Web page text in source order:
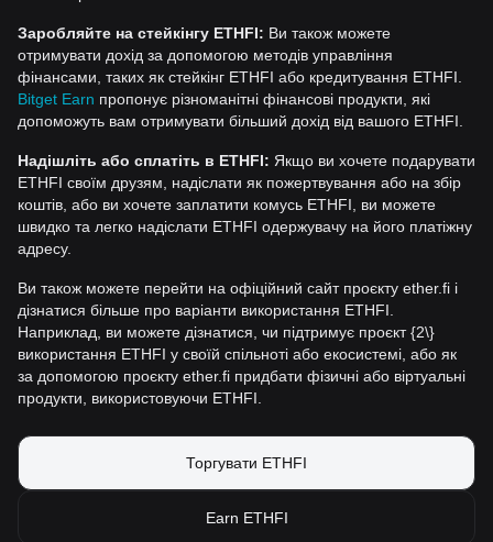
Заробляйте на стейкінгу ETHFI: Ви також можете
отримувати дохід за допомогою методів управління
фінансами, таких як стейкінг ETHFI або кредитування ETHFI.
Bitget Earn пропонує різноманітні фінансові продукти, які
допоможуть вам отримувати більший дохід від вашого ETHFI.
Надішліть або сплатіть в ETHFI: Якщо ви хочете подарувати
ETHFI своїм друзям, надіслати як пожертвування або на збір
коштів, або ви хочете заплатити комусь ETHFI, ви можете
швидко та легко надіслати ETHFI одержувачу на його платіжну
адресу.
Ви також можете перейти на офіційний сайт проєкту ether.fi і
дізнатися більше про варіанти використання ETHFI.
Наприклад, ви можете дізнатися, чи підтримує проєкт {2\}
використання ETHFI у своїй спільноті або екосистемі, або як
за допомогою проєкту ether.fi придбати фізичні або віртуальні
продукти, використовуючи ETHFI.
Торгувати ETHFI
Earn ETHFI